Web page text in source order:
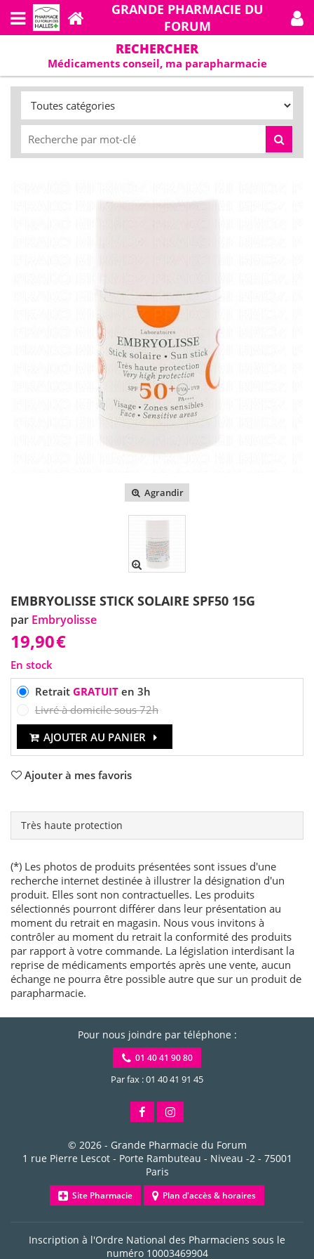
GRANDE PHARMACIE DU
FORUM
RECHERCHER
Médicaments conseil, ma parapharmacie
Agrandir
EMBRYOLISSE STICK SOLAIRE SPF50 15G
par Embryolisse
19,90€
En stock
Retrait GRATUITen 3h
Livré à domicile sous 72h
AJOUTER AU PANIER
Ajouter à mes favoris
Très haute protection
(*) Les photos de produits présentées sont issues d'une
recherche internet destinée à illustrer la désignation d'un
produit. Elles sont non contractuelles. Les produits
sélectionnés pourront différer dans leur présentation au
moment du retrait en magasin. Nous vous invitons à
contrôler au moment du retrait la conformité des produits
par rapport à votre commande. La législation interdisant la
reprise de médicaments emportés après une vente, aucun
échange ne pourra être possible autre que sur un produit de
parapharmacie.
Pour nous joindre par téléphone :
01 40 41 90 80
Par fax : 01 40 41 91 45
© 2026 - Grande Pharmacie du Forum
1 rue Pierre Lescot - Porte Rambuteau - Niveau -2- 75001
Paris
Site Pharmacie Plan d'accès & horaires
Inscription à l'Ordre National des Pharmaciens sous le
numéro 10003469904